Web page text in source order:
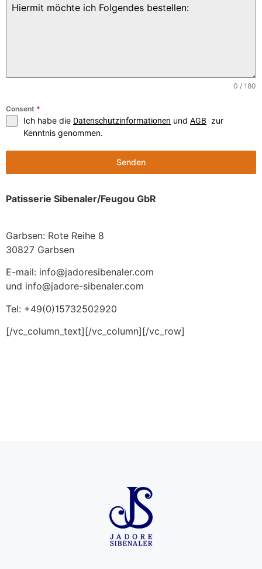
0 / 180
Consent *
Ich habe die Datenschutzinformationen und AGB zur
Kenntnis genommen.
Senden
Patisserie Sibenaler/Feugou GbR
Garbsen: Rote Reihe 8
30827 Garbsen
E-mail: info@jadoresibenaler.com
und info@jadore-sibenaler.com
Tel: +49(0)15732502920
[/vc_column_text][/vc_column][/vc_row]